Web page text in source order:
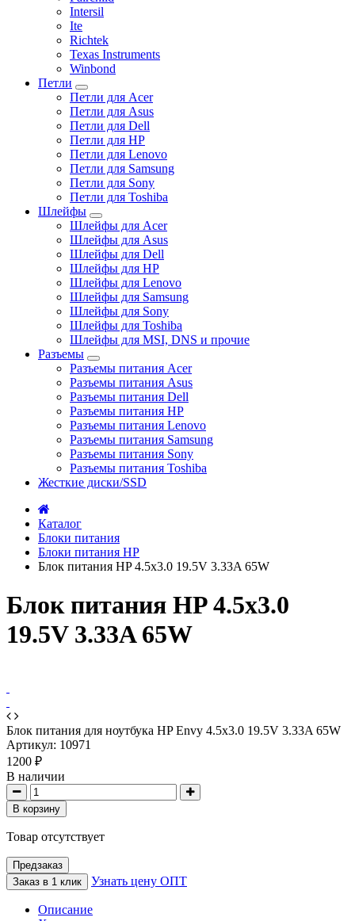
Intersil
Ite
Richtek
Texas Instruments
Winbond
Петли
Петли для Acer
Петли для Asus
Петли для Dell
Петли для HP
Петли для Lenovo
Петли для Samsung
Петли для Sony
Петли для Toshiba
Шлейфы
Шлейфы для Acer
Шлейфы для Asus
Шлейфы для Dell
Шлейфы для HP
Шлейфы для Lenovo
Шлейфы для Samsung
Шлейфы для Sony
Шлейфы для Toshiba
Шлейфы для MSI, DNS и прочие
Разъемы
Разъемы питания Acer
Разъемы питания Asus
Разъемы питания Dell
Разъемы питания HP
Разъемы питания Lenovo
Разъемы питания Samsung
Разъемы питания Sony
Разъемы питания Toshiba
Жесткие диски/SSD
Каталог
Блоки питания
Блоки питания HP
Блок питания HP 4.5x3.0 19.5V 3.33A 65W
Блок питания HP 4.5x3.0
19.5V 3.33A 65W
Блок питания для ноутбука HP Envy 4.5x3.0 19.5V 3.33A 65W
Артикул: 10971
1200 ₽
В наличии
В корзину
Товар отсутствует
Предзаказ
Заказ в 1 клик
Узнать цену ОПТ
Описание